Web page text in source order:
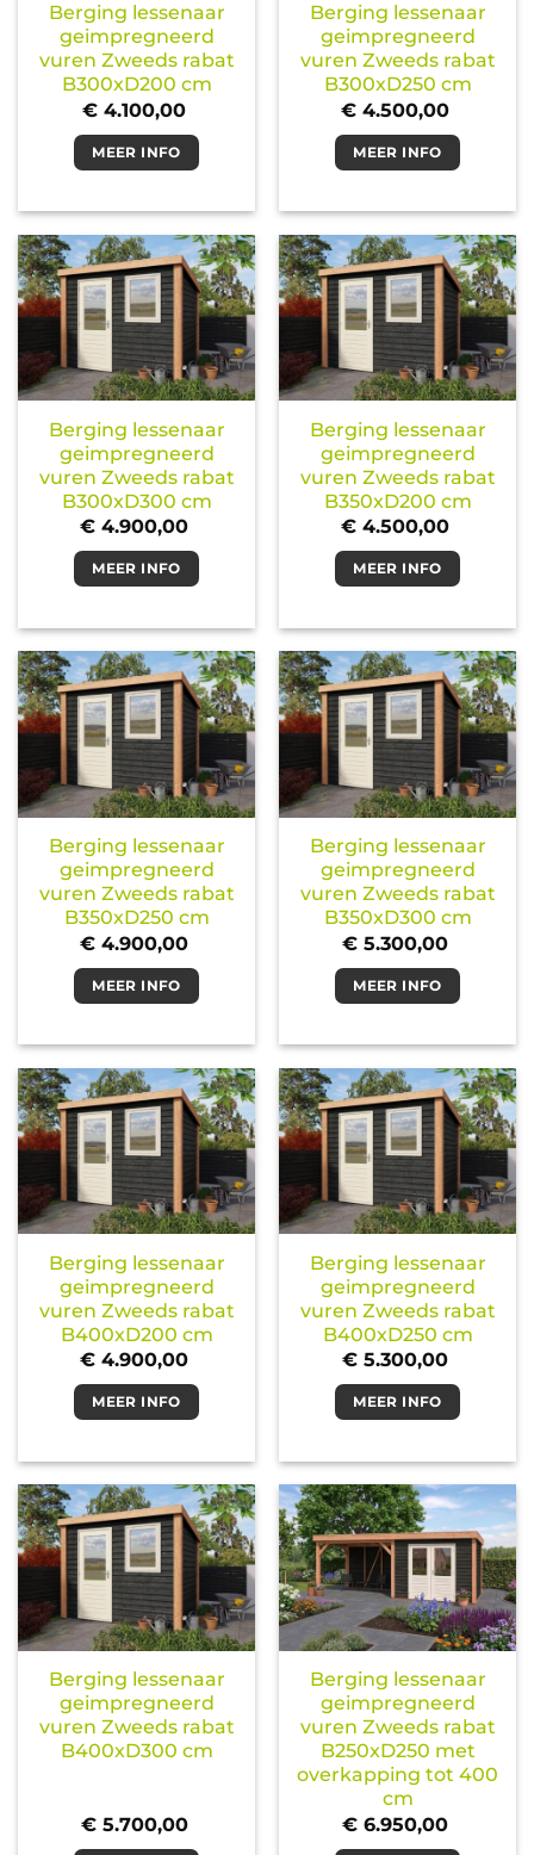
Berging lessenaar
geimpregneerd
vuren Zweeds rabat
B300xD200 cm
€ 4.100,00
MEER INFO
Berging lessenaar
geimpregneerd
vuren Zweeds rabat
B300xD250 cm
€ 4.500,00
MEER INFO
Berging lessenaar
geimpregneerd
vuren Zweeds rabat
B300xD300 cm
€ 4.900,00
MEER INFO
Berging lessenaar
geimpregneerd
vuren Zweeds rabat
B350xD200 cm
€ 4.500,00
MEER INFO
Berging lessenaar
geimpregneerd
vuren Zweeds rabat
B350xD250 cm
€ 4.900,00
MEER INFO
Berging lessenaar
geimpregneerd
vuren Zweeds rabat
B350xD300 cm
€ 5.300,00
MEER INFO
Berging lessenaar
geimpregneerd
vuren Zweeds rabat
B400xD200 cm
€ 4.900,00
MEER INFO
Berging lessenaar
geimpregneerd
vuren Zweeds rabat
B400xD250 cm
€ 5.300,00
MEER INFO
Berging lessenaar
geimpregneerd
vuren Zweeds rabat
B400xD300 cm
€5.700,00
Berging lessenaar
geimpregneerd
vuren Zweeds rabat
B250xD250 met
overkapping tot 400
cm
€ 6.950,00